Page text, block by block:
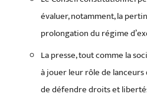
évaluer, notamment, la
prolongation du régime
La presse, tout comme la
à jouer leur rôle de lanceurs
de défendre droits et